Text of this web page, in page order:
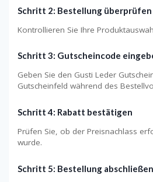
Schritt 2: Bestellung überprüfen
Kontrollieren Sie Ihre
Schritt 3: Gutscheincode
Geben Sie den Gusti Leder
Gutscheinfeld während des
Schritt 4: Rabatt bestätigen
Prüfen Sie, ob der Preisnachlass
wurde.
Schritt 5: Bestellung abschließen